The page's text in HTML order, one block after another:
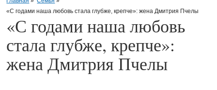
«С годами наша любовь стала глубже, крепче»: жена Дмитрия Пчелы
«С годами наша любовь
стала глубже, крепче»:
жена Дмитрия Пчелы